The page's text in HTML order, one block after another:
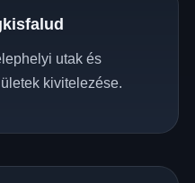
utak és
kivitelezése.